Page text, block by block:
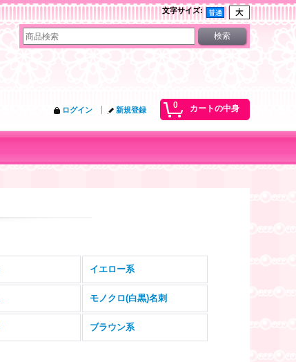
文字サイズ:
0 カートの中身
ログイン 新規登録
イエロー系
モノクロ(白黒)名刺
ブラウン系